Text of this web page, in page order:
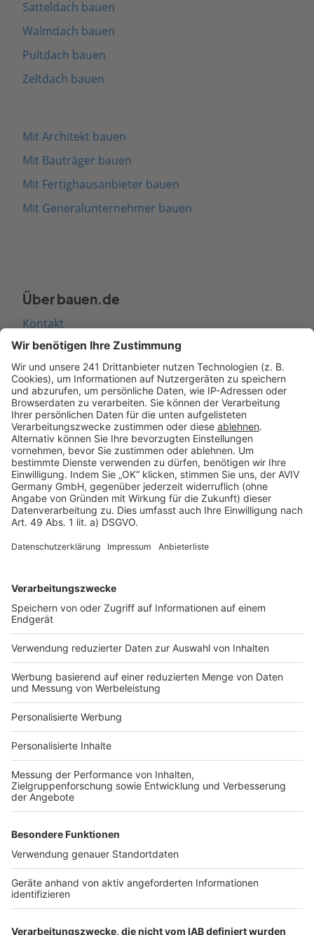
Satteldach bauen
Walmdach bauen
Pultdach bauen
Zeltdach bauen
Mit Architekt bauen
Mit Bauträger bauen
Mit Fertighausanbieter bauen
Mit Generalunternehmer bauen
Über bauen.de
Kontakt
Seitenaufbau
Barrierefreiheit
Cookie Einstellungen
Rechtliches
AGB-Übersicht
Datenschutz
Impressum
Services
Bauprojekt-Quiz
Häuser-Suche
Hausanbieter-Suche
Bauprojekt-Profil
Für Unternehmen
Ihre Baufirma auf bauen.de
Kostenloses Infogespräch